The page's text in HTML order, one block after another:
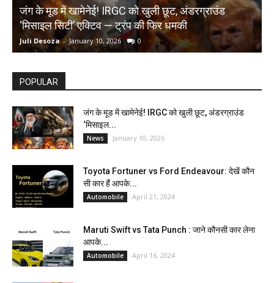
जंग के मूड में खामेनेई! IRGC को खुली छूट, अंडरग्राउंड
‘मिसाइल सिटी’ एक्टिव — ट्रंप की फिर धमकी
Juli Desoza - January 10, 2026 0
POPULAR
जंग के मूड में खामेनेई! IRGC को खुली छूट, अंडरग्राउंड
‘मिसाइल...
News January 10, 2026
Toyota Fortuner vs Ford Endeavour: देखें कौन
सी कार हैं आपके...
Automobile April 21, 2024
Maruti Swift vs Tata Punch : जाने कौनसी कार लेना
आपके...
Automobile April 16, 2024